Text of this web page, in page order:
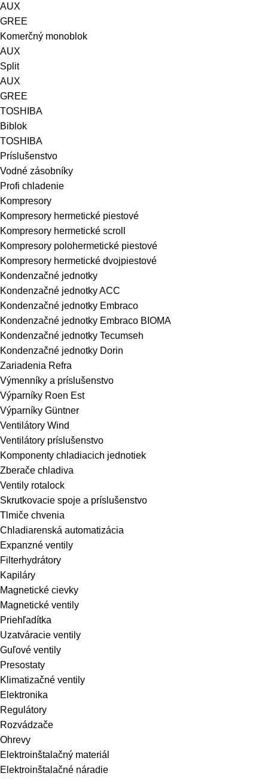
AUX
GREE
Komerčný monoblok
AUX
Split
AUX
GREE
TOSHIBA
Biblok
TOSHIBA
Príslušenstvo
Vodné zásobníky
Profi chladenie
Kompresory
Kompresory hermetické piestové
Kompresory hermetické scroll
Kompresory polohermetické piestové
Kompresory hermetické dvojpiestové
Kondenzačné jednotky
Kondenzačné jednotky ACC
Kondenzačné jednotky Embraco
Kondenzačné jednotky Embraco BIOMA
Kondenzačné jednotky Tecumseh
Kondenzačné jednotky Dorin
Zariadenia Refra
Výmenníky a príslušenstvo
Výparníky Roen Est
Výparníky Güntner
Ventilátory Wind
Ventilátory príslušenstvo
Komponenty chladiacich jednotiek
Zberače chladiva
Ventily rotalock
Skrutkovacie spoje a príslušenstvo
Tlmiče chvenia
Chladiarenská automatizácia
Expanzné ventily
Filterhydrátory
Kapiláry
Magnetické cievky
Magnetické ventily
Priehľadítka
Uzatváracie ventily
Guľové ventily
Presostaty
Klimatizačné ventily
Elektronika
Regulátory
Rozvádzače
Ohrevy
Elektroinštalačný materiál
Elektroinštalačné náradie